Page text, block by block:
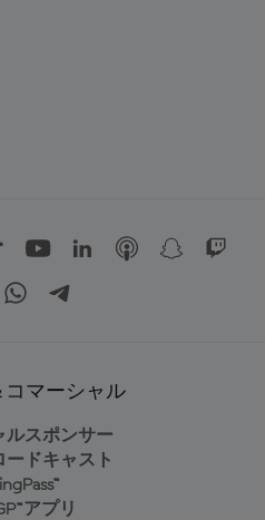
コマーシャル
ルスポンサー
ードキャスト
アプリ